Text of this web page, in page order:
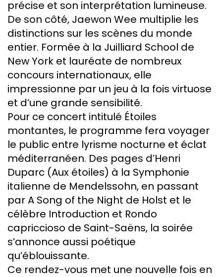
précise et son interprétation lumineuse.
De son côté, Jaewon Wee multiplie les
distinctions sur les scènes du monde
entier. Formée à la Juilliard School de
New York et lauréate de nombreux
concours internationaux, elle
impressionne par un jeu à la fois virtuose
et d’une grande sensibilité.
Pour ce concert intitulé Étoiles
montantes, le programme fera voyager
le public entre lyrisme nocturne et éclat
méditerranéen. Des pages d’Henri
Duparc (Aux étoiles) à la Symphonie
italienne de Mendelssohn, en passant
parA Song of the Night de Holst et le
célèbre Introduction et Rondo
capriccioso de Saint-Saëns, la soirée
s’annonce aussi poétique
qu’éblouissante.
Ce rendez-vous met une nouvelle fois en